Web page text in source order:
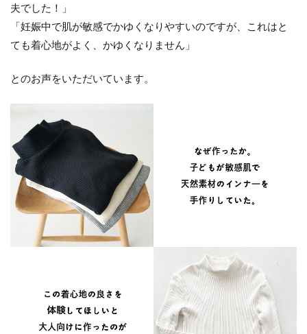
夫でした！」
「妊娠中で肌が敏感でかゆくなりやすいのですが、これはと
ても着心地がよく、かゆくなりません」
とのお声をいただいています。